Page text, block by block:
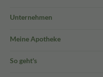
Unternehmen
Meine Apotheke
So geht's